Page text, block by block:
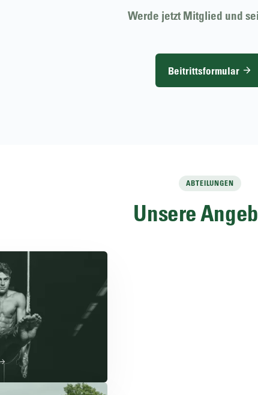
Werde jetzt Mitglied und
Beitrittsformular
ABTEILUNGEN
Unsere